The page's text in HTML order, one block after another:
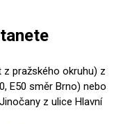
z pražského okruhu) z
E50 směr Brno) nebo
z ulice Hlavní